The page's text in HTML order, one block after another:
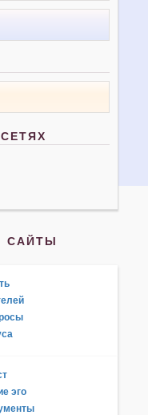
САЙТЫ
эго